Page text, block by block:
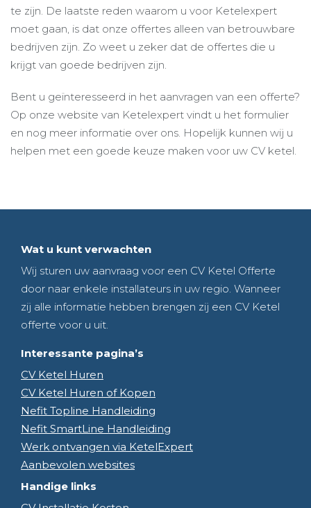
te zijn. De laatste reden waarom u voor Ketelexpert
moet gaan, is dat onze offertes alleen van betrouwbare
bedrijven zijn. Zo weet u zeker dat de offertes die u
krijgt van goede bedrijven zijn.
Bent u geïnteresseerd in het aanvragen van een offerte?
Op onze website van Ketelexpert vindt u het formulier
en nog meer informatie over ons. Hopelijk kunnen wij u
helpen met een goede keuze maken voor uw CV ketel.
Wat u kunt verwachten
Wij sturen uw aanvraag voor een CV Ketel Offerte
door naar enkele installateurs in uw regio. Wanneer
zij alle informatie hebben brengen zij een CV Ketel
offerte voor u uit.
Interessante pagina’s
CV Ketel Huren
CV Ketel Huren of Kopen
Nefit Topline Handleiding
Nefit SmartLine Handleiding
Werk ontvangen via KetelExpert
Aanbevolen websites
Handige links